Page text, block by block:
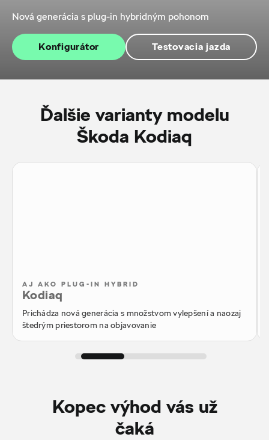
Nová generácia s plug-in hybridným pohonom
Konfigurátor Testovacia jazda
Ďalšie varianty modelu
Škoda Kodiaq
AJ AKO PLUG-IN HYBRID
Kodiaq
Prichádza nová generácia s množstvom vylepšení a naozaj
štedrým priestorom na objavovanie
Kopec výhod vás už
čaká